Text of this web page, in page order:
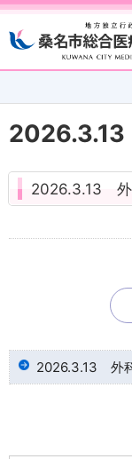
2026.3.13
2026.3.13 外